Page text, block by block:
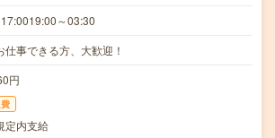
～03:30
仕事できる方、大歓迎！
円
定内支給